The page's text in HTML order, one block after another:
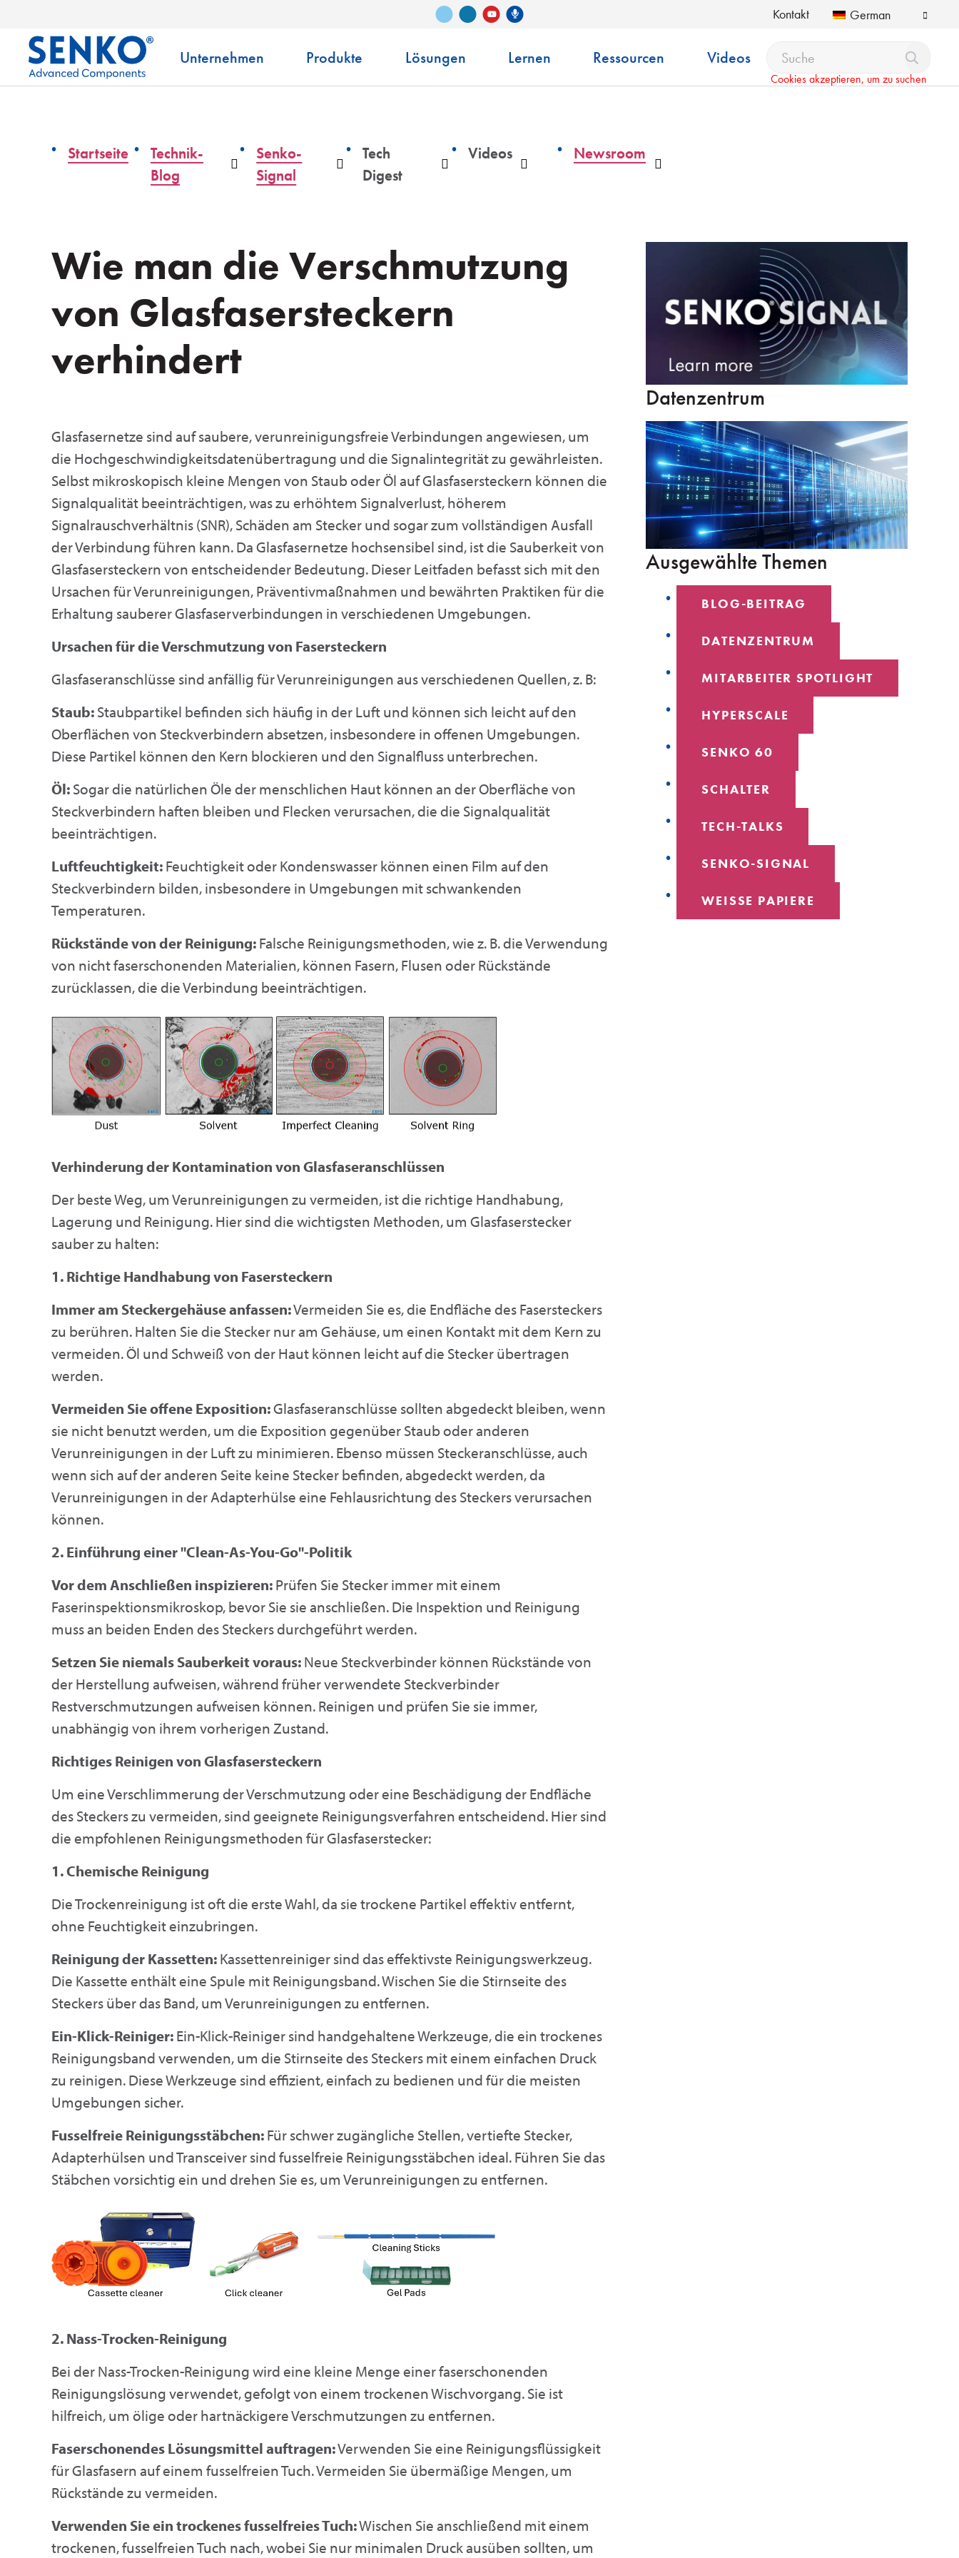
Vimeo LinkedInYouTubeSenko-Podcast Kontakt German
Unternehmen Produkte Lösungen Lernen Ressourcen Videos
Cookies akzeptieren, um zu suchen
Startseite
Technik-
Blog
Auswahlliste
Senko-
Signal
Auswahlliste
Tech
Digest
Auswahlliste
Videos
Auswahlliste
Newsroom
Auswahlliste
Wie man die Verschmutzung
von Glasfasersteckern
verhindert
Glasfasernetze sind auf saubere, verunreinigungsfreie Verbindungen angewiesen, um
die Hochgeschwindigkeitsdatenübertragung und die Signalintegrität zu gewährleisten.
Selbst mikroskopisch kleine Mengen von Staub oder Öl auf Glasfasersteckern können die
Signalqualität beeinträchtigen, was zu erhöhtem Signalverlust, höherem
Signalrauschverhältnis (SNR), Schäden am Stecker und sogar zum vollständigen Ausfall
der Verbindung führen kann. Da Glasfasernetze hochsensibel sind, ist die Sauberkeit von
Glasfasersteckern von entscheidender Bedeutung. Dieser Leitfaden befasst sich mit den
Ursachen für Verunreinigungen, Präventivmaßnahmen und bewährten Praktiken für die
Erhaltung sauberer Glasfaserverbindungen in verschiedenen Umgebungen.
Ursachen für die Verschmutzung von Fasersteckern
Glasfaseranschlüsse sind anfällig für Verunreinigungen aus verschiedenen Quellen, z. B:
Staub:Staubpartikel befinden sich häufig in der Luft und können sich leicht auf den
Oberflächen von Steckverbindern absetzen, insbesondere in offenen Umgebungen.
Diese Partikel können den Kern blockieren und den Signalfluss unterbrechen.
Öl:Sogar die natürlichen Öle der menschlichen Haut können an der Oberfläche von
Steckverbindern haften bleiben und Flecken verursachen, die die Signalqualität
beeinträchtigen.
Luftfeuchtigkeit:Feuchtigkeit oder Kondenswasser können einen Film auf den
Steckverbindern bilden, insbesondere in Umgebungen mit schwankenden
Temperaturen.
Rückstände von der Reinigung:Falsche Reinigungsmethoden, wie z. B. die Verwendung
von nicht faserschonenden Materialien, können Fasern, Flusen oder Rückstände
zurücklassen, die die Verbindung beeinträchtigen.
Verhinderung der Kontamination von Glasfaseranschlüssen
Der beste Weg, um Verunreinigungen zu vermeiden, ist die richtige Handhabung,
Lagerung und Reinigung. Hier sind die wichtigsten Methoden, um Glasfaserstecker
sauber zu halten:
1. Richtige Handhabung von Fasersteckern
Immer am Steckergehäuse anfassen:Vermeiden Sie es, die Endfläche des Fasersteckers
zu berühren. Halten Sie die Stecker nur am Gehäuse, um einen Kontakt mit dem Kern zu
vermeiden. Öl und Schweiß von der Haut können leicht auf die Stecker übertragen
werden.
Vermeiden Sie offene Exposition:Glasfaseranschlüsse sollten abgedeckt bleiben, wenn
sie nicht benutzt werden, um die Exposition gegenüber Staub oder anderen
Verunreinigungen in der Luft zu minimieren. Ebenso müssen Steckeranschlüsse, auch
wenn sich auf der anderen Seite keine Stecker befinden, abgedeckt werden, da
Verunreinigungen in der Adapterhülse eine Fehlausrichtung des Steckers verursachen
können.
2. Einführung einer "Clean-As-You-Go"-Politik
Vor dem Anschließen inspizieren:Prüfen Sie Stecker immer mit einem
Faserinspektionsmikroskop, bevor Sie sie anschließen. Die Inspektion und Reinigung
muss an beiden Enden des Steckers durchgeführt werden.
Setzen Sie niemals Sauberkeit voraus:Neue Steckverbinder können Rückstände von
der Herstellung aufweisen, während früher verwendete Steckverbinder
Restverschmutzungen aufweisen können. Reinigen und prüfen Sie sie immer,
unabhängig von ihrem vorherigen Zustand.
Richtiges Reinigen von Glasfasersteckern
Um eine Verschlimmerung der Verschmutzung oder eine Beschädigung der Endfläche
des Steckers zu vermeiden, sind geeignete Reinigungsverfahren entscheidend. Hier sind
die empfohlenen Reinigungsmethoden für Glasfaserstecker:
1. Chemische Reinigung
Die Trockenreinigung ist oft die erste Wahl, da sie trockene Partikel effektiv entfernt,
ohne Feuchtigkeit einzubringen.
Reinigung der Kassetten:Kassettenreiniger sind das effektivste Reinigungswerkzeug.
Die Kassette enthält eine Spule mit Reinigungsband. Wischen Sie die Stirnseite des
Steckers über das Band, um Verunreinigungen zu entfernen.
Ein-Klick-Reiniger:Ein-Klick-Reiniger sind handgehaltene Werkzeuge, die ein trockenes
Reinigungsband verwenden, um die Stirnseite des Steckers mit einem einfachen Druck
zu reinigen. Diese Werkzeuge sind effizient, einfach zu bedienen und für die meisten
Umgebungen sicher.
Fusselfreie Reinigungsstäbchen:Für schwer zugängliche Stellen, vertiefte Stecker,
Adapterhülsen und Transceiver sind fusselfreie Reinigungsstäbchen ideal. Führen Sie das
Stäbchen vorsichtig ein und drehen Sie es, um Verunreinigungen zu entfernen.
2. Nass-Trocken-Reinigung
Bei der Nass-Trocken-Reinigung wird eine kleine Menge einer faserschonenden
Reinigungslösung verwendet, gefolgt von einem trockenen Wischvorgang. Sie ist
hilfreich, um ölige oder hartnäckigere Verschmutzungen zu entfernen.
Faserschonendes Lösungsmittel auftragen:Verwenden Sie eine Reinigungsflüssigkeit
für Glasfasern auf einem fusselfreien Tuch. Vermeiden Sie übermäßige Mengen, um
Rückstände zu vermeiden.
Verwenden Sie ein trockenes fusselfreies Tuch:Wischen Sie anschließend mit einem
trockenen, fusselfreien Tuch nach, wobei Sie nur minimalen Druck ausüben sollten, um
Datenzentrum
Ausgewählte Themen
BLOG-BEITRAG
DATENZENTRUM
MITARBEITER SPOTLIGHT
HYPERSCALE
SENKO 60
SCHALTER
TECH-TALKS
SENKO-SIGNAL
WEISSE PAPIERE